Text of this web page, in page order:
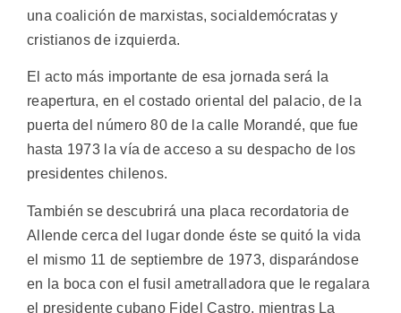
una coalición de marxistas, socialdemócratas y
cristianos de izquierda.
El acto más importante de esa jornada será la
reapertura, en el costado oriental del palacio, de la
puerta del número 80 de la calle Morandé, que fue
hasta 1973 la vía de acceso a su despacho de los
presidentes chilenos.
También se descubrirá una placa recordatoria de
Allende cerca del lugar donde éste se quitó la vida
el mismo 11 de septiembre de 1973, disparándose
en la boca con el fusil ametralladora que le regalara
el presidente cubano Fidel Castro, mientras La